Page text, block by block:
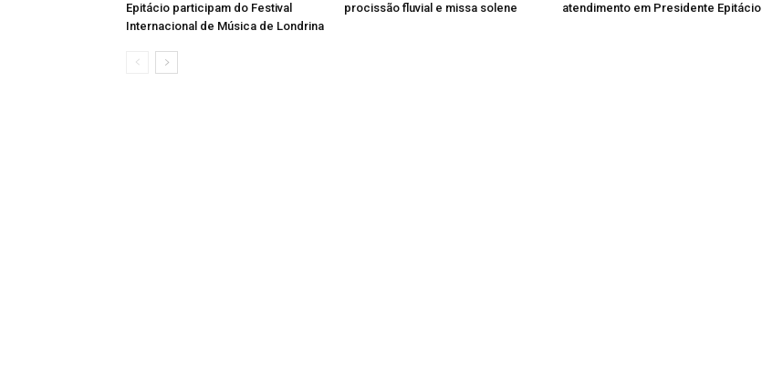
Epitácio participam do Festival
Internacional de Música de Londrina
procissão fluvial e missa solene
atendimento em Presidente Epitácio